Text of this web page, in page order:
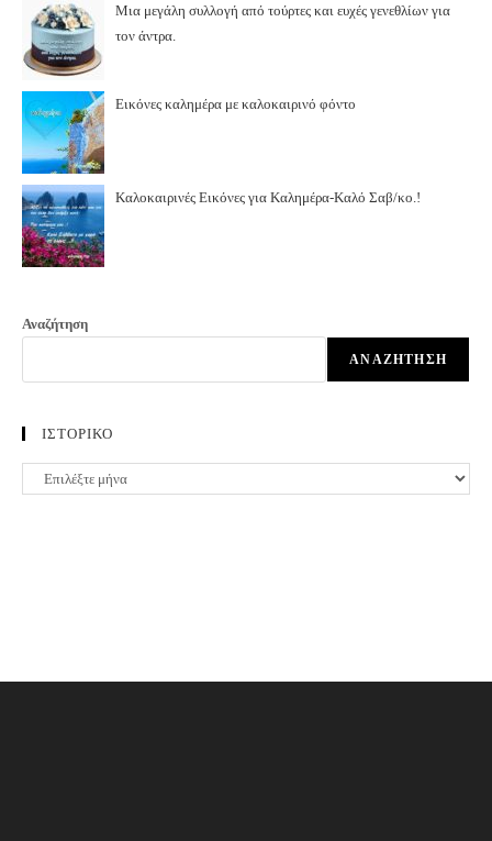
Μια μεγάλη συλλογή από τούρτες και ευχές γενεθλίων για
τον άντρα.
Εικόνες καλημέρα με καλοκαιρινό φόντο
Καλοκαιρινές Εικόνες για Καλημέρα-Καλό Σαβ/κο.!
Αναζήτηση
ΑΝΑΖΉΤΗΣΗ
ΙΣΤΟΡΙΚΟ
ΙΣΤΟΡΙΚΟ